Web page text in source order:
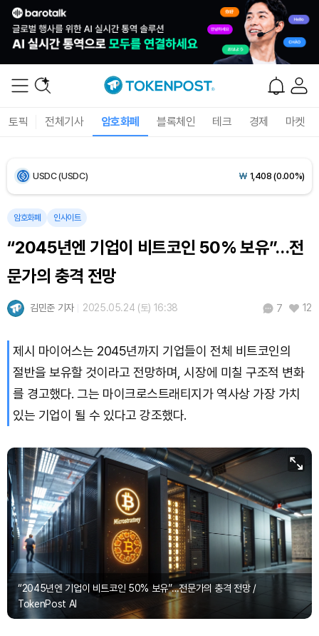
토픽 전체기사 암호화폐 블록체인 테크 경제 마켓
Bitcoin (BTC) ₩91,753,546(+0.31%)
USDC (USDC) ₩ 1,408(0.00%)
XRP (XRP)
Solana (SOL) ₩107,793(+1.49%)
TRON (TRX)
Dogecoin (DOGE) ₩ 98.94(-0.30%)
Bitcoin (BTC) ₩91,753,546(+0.31%)
암호화폐 인사이트
“2045년엔 기업이 비트코인 50% 보유”…전
문가의 충격 전망
김민준 기자 2025.05.24 (토) 16:38 7 12
제시 마이어스는 2045년까지 기업들이 전체 비트코인의
절반을 보유할 것이라고 전망하며, 시장에 미칠 구조적 변화
를 경고했다. 그는 마이크로스트래티지가 역사상 가장 가치
있는 기업이 될 수 있다고 강조했다.
“2045년엔 기업이 비트코인 50% 보유”…전문가의 충격 전망 /
TokenPost AI